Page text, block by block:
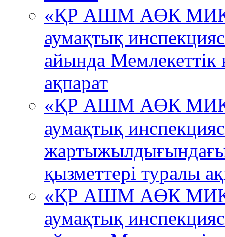
«ҚР АШМ АӨК МИК
аумақтық
айында Мемлекеттік
ақпарат
«ҚР АШМ АӨК МИК
аумақтық
жартыжылдығындағы
қызметтері туралы
«ҚР АШМ АӨК МИК
аумақтық